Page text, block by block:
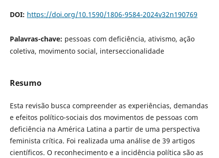
DOI: https://doi.org/10.1590/1806-9584-2024v32n190769
Palavras-chave: pessoas com deficiência, ativismo, ação
coletiva, movimento social, interseccionalidade
Resumo
Esta revisão busca compreender as experiências, demandas
e efeitos político-sociais dos movimentos de pessoas com
deficiência na América Latina a partir de uma perspectiva
feminista crítica. Foi realizada uma análise de 39 artigos
científicos. O reconhecimento e a incidência política são as